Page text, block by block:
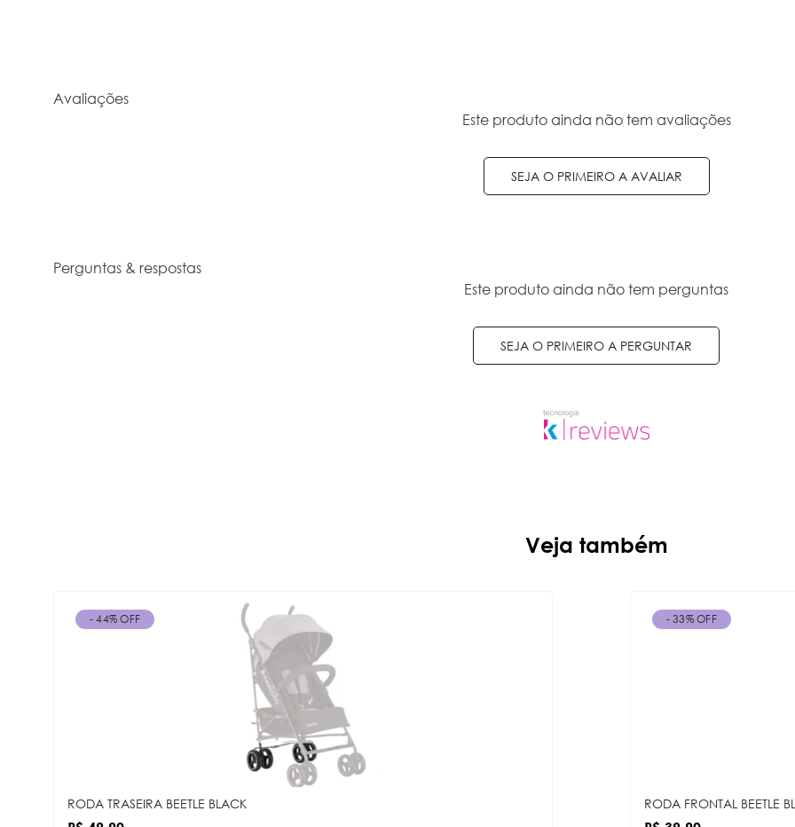
Avaliações
Este produto ainda não tem avaliações
SEJA O PRIMEIRO A AVALIAR
Perguntas & respostas
Este produto ainda não tem perguntas
SEJA O PRIMEIRO A PERGUNTAR
Veja também
RODA TRASEIRA BEETLE BLACK
- 44% OFF
RODA FRONTAL BEETLE
- 33% OFF